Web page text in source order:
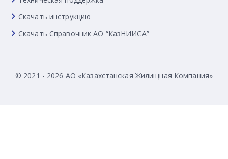
Скачать инструкцию
Скачать Справочник АО “КазНИИСА”
© 2021 - 2026 АО «Казахстанская Жилищная Компания»